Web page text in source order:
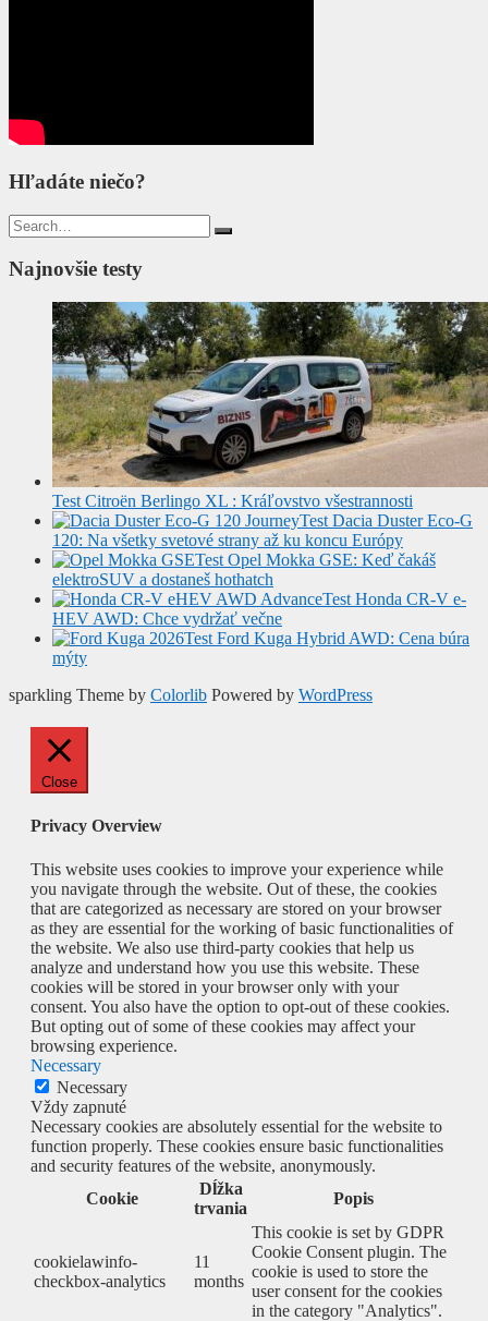
Hľadáte niečo?
Search
for:
Najnovšie testy
Test Citroën Berlingo XL : Kráľovstvo všestrannosti
Test Dacia Duster Eco-G
120: Na všetky svetové strany až ku koncu Európy
Test Opel Mokka GSE: Keď čakáš
elektroSUV a dostaneš hothatch
Test Honda CR-V e-
HEV AWD: Chce vydržať večne
Test Ford Kuga Hybrid AWD: Cena búra
mýty
sparkling Theme by Colorlib Powered by WordPress
Close
Privacy Overview
This website uses cookies to improve your experience while
you navigate through the website. Out of these, the cookies
that are categorized as necessary are stored on your browser
as they are essential for the working of basic functionalities of
the website. We also use third-party cookies that help us
analyze and understand how you use this website. These
cookies will be stored in your browser only with your
consent. You also have the option to opt-out of these cookies.
But opting out of some of these cookies may affect your
browsing experience.
Necessary
Necessary
Vždy zapnuté
Necessary cookies are absolutely essential for the website to
function properly. These cookies ensure basic functionalities
and security features of the website, anonymously.
Cookie
Dĺžka
trvania
Popis
cookielawinfo-
checkbox-analytics
11
months
This cookie is set by GDPR
Cookie Consent plugin. The
cookie is used to store the
user consent for the cookies
in the category "Analytics".